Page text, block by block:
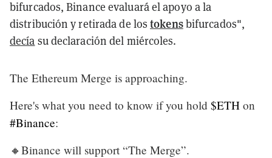
bifurcados, Binance evaluará el apoyo a la
distribución y retirada de lostokensbifurcados",
decía su declaración del miércoles.
The Ethereum Merge is approaching.
Here's what you need to know if you hold $ETH on
#Binance:
🔸Binance will support “The Merge”.